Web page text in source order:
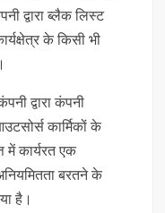
द्वारा ब्लैक लिस्ट
के किसी भी
द्वारा कंपनी
कार्मिकों के
में कार्यरत एक
बरतने के
है।